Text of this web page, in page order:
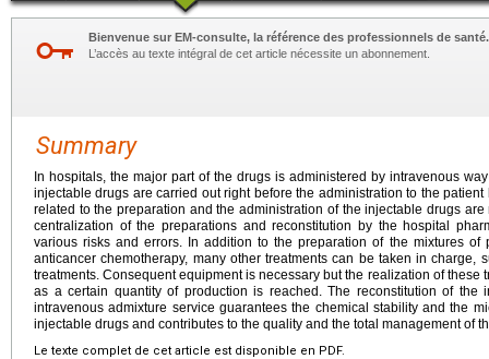
Bienvenue sur EM-consulte, la référence des professionnels de santé.
L’accès au texte intégral de cet article nécessite un abonnement.
Summary
In hospitals, the major part of the drugs is administered by intravenous
injectable drugs are carried out right before the administration to the
related to the preparation and the administration of the injectable drugs
centralization of the preparations and reconstitution by the hospital
various risks and errors. In addition to the preparation of the mixtures
anticancer chemotherapy, many other treatments can be taken in charge,
treatments. Consequent equipment is necessary but the realization of these
as a certain quantity of production is reached. The reconstitution of the
intravenous admixture service guarantees the chemical stability and the
injectable drugs and contributes to the quality and the total management of
Le texte complet de cet article est disponible en PDF.